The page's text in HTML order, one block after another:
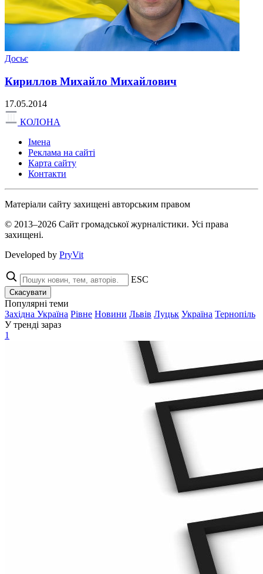
Досьє
Кириллов Михайло Михайлович
17.05.2014
КОЛОНА
Імена
Реклама на сайті
Карта сайту
Контакти
Матеріали сайту захищені авторським правом
© 2013–2026 Сайт громадської журналістики. Усі права
захищені.
Developed by PryVit
ESC
Скасувати
Популярні теми
Західна Україна Рівне Новини Львів Луцьк Україна Тернопіль
У тренді зараз
1